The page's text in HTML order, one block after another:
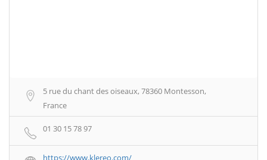
5 rue du chant des oiseaux, 78360 Montesson,
France
01 30 15 78 97
https://www.klereo.com/